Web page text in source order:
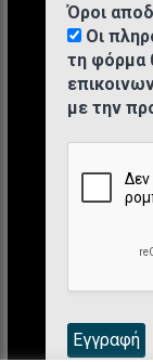
Όροι
Οι
τη φόρμα
με την